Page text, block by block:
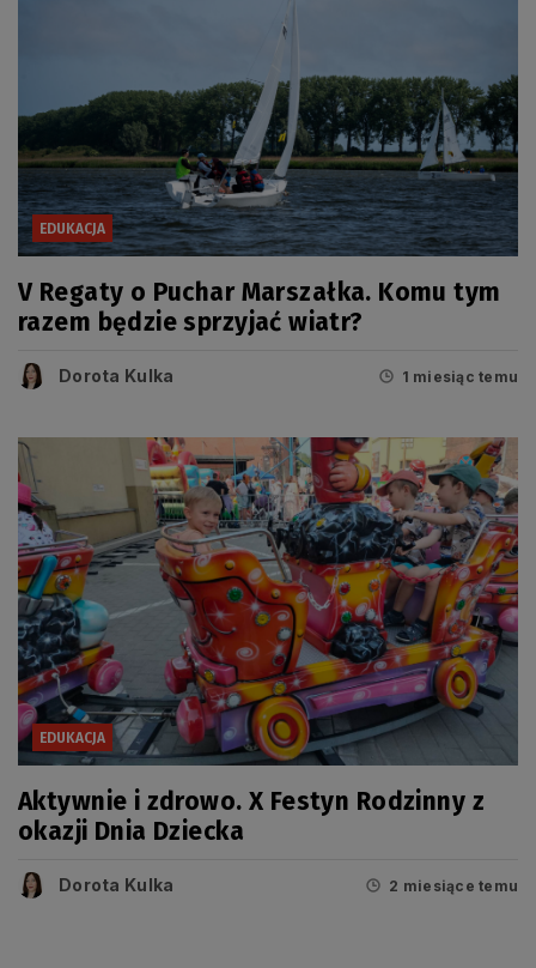
EDUKACJA
V Regaty o Puchar Marszałka. Komu tym
razem będzie sprzyjać wiatr?
Dorota Kulka 1 miesiąc temu
EDUKACJA
Aktywnie i zdrowo. X Festyn Rodzinny z
okazji Dnia Dziecka
Dorota Kulka 2 miesiące temu